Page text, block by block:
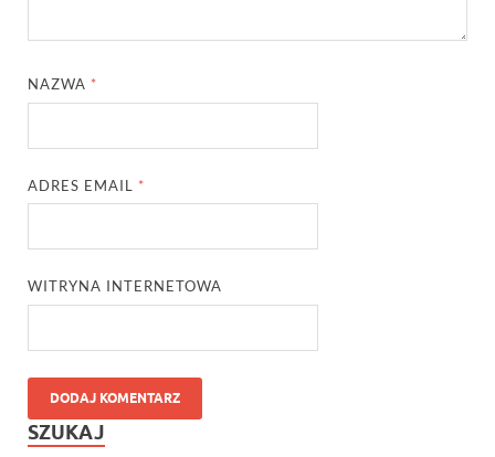
NAZWA *
ADRES EMAIL *
WITRYNA INTERNETOWA
SZUKAJ